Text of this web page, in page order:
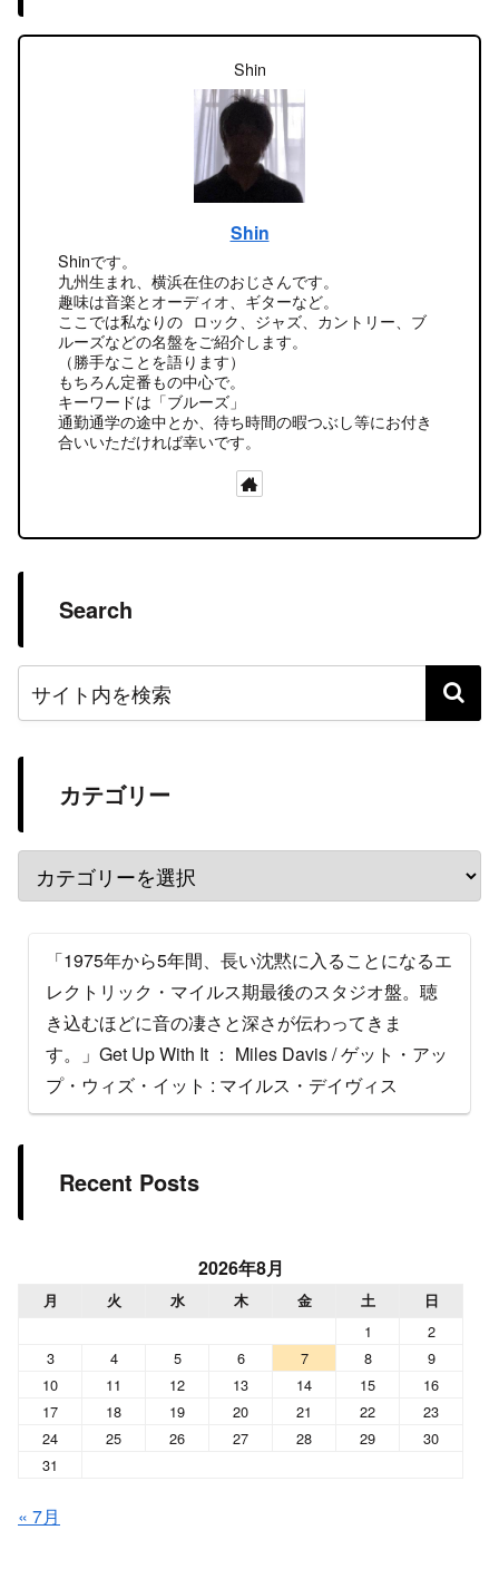
Shin
Shin
Shinです。
九州生まれ、横浜在住のおじさんです。
趣味は音楽とオーディオ、ギターなど。
ここでは私なりの ロック、ジャズ、カントリー、ブ
ルーズなどの名盤をご紹介します。
（勝手なことを語ります）
もちろん定番もの中心で。
キーワードは「ブルーズ」
通勤通学の途中とか、待ち時間の暇つぶし等にお付き
合いいただければ幸いです。
Search
カテゴリー
「1975年から5年間、長い沈黙に入ることになるエ
レクトリック・マイルス期最後のスタジオ盤。聴
き込むほどに音の凄さと深さが伝わってきま
す。」Get Up With It ： Miles Davis / ゲット・アッ
プ・ウィズ・イット : マイルス・デイヴィス
Recent Posts
2026年8月
月 火 水 木 金 土 日
1
2
3
4 5 6 7 8
9
10
11 12 13 14 15
16
17
18 19 20 21 22
23
24
25 26 27 28 29
30
31
« 7月